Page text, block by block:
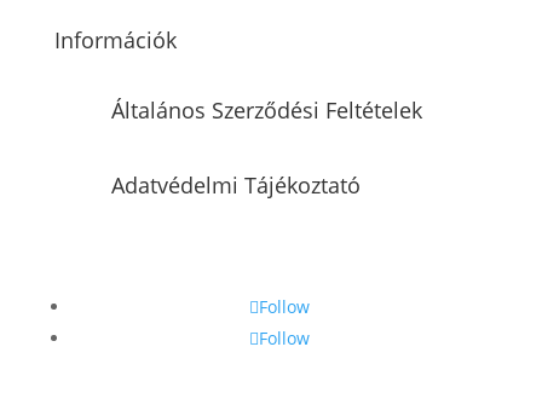
Információk
Általános Szerződési Feltételek
Adatvédelmi Tájékoztató
Follow
Follow